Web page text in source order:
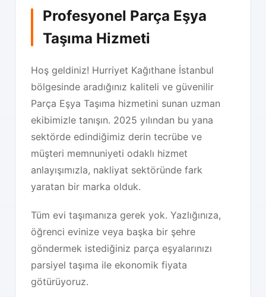
Profesyonel Parça Eşya
Taşıma Hizmeti
Hoş geldiniz! Hurriyet Kağıthane İstanbul
bölgesinde aradığınız kaliteli ve güvenilir
Parça Eşya Taşıma hizmetini sunan uzman
ekibimizle tanışın. 2025 yılından bu yana
sektörde edindiğimiz derin tecrübe ve
müşteri memnuniyeti odaklı hizmet
anlayışımızla, nakliyat sektöründe fark
yaratan bir marka olduk.
Tüm evi taşımanıza gerek yok. Yazlığınıza,
öğrenci evinize veya başka bir şehre
göndermek istediğiniz parça eşyalarınızı
parsiyel taşıma ile ekonomik fiyata
götürüyoruz.